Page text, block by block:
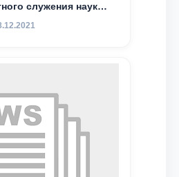
служения науке,
молодого